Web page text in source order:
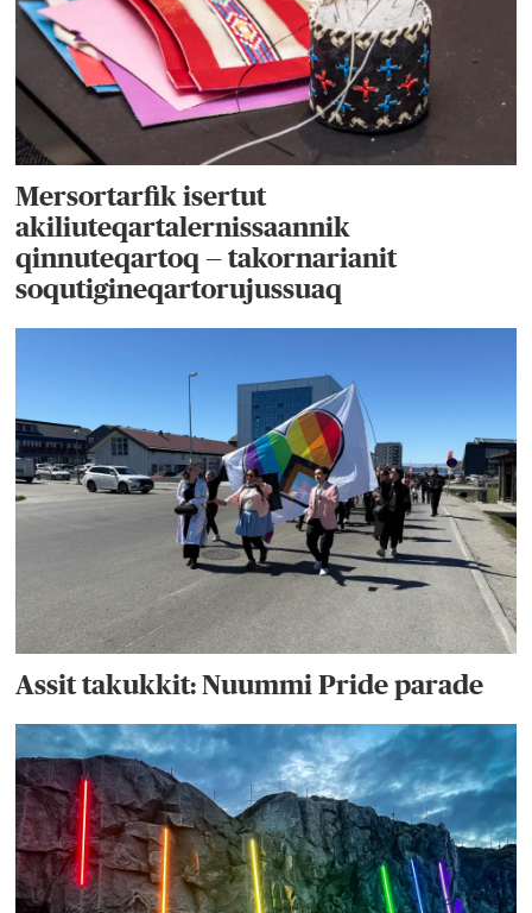
Mersortarfik isertut
akiliuteqartalernissaannik
qinnuteqartoq — takornarianit
soqutigineqartorujussuaq
Assit takukkit: Nuummi Pride parade